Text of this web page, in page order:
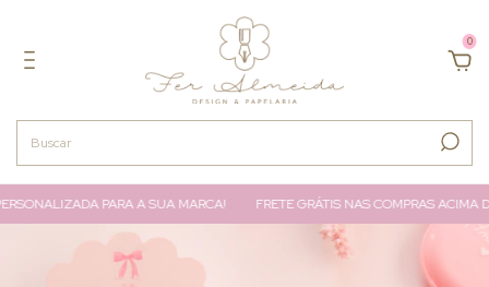
0
PARA A SUA MARCA! FRETE GRÁTIS NAS COMPRAS ACIMA